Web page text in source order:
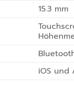
15.3 mm
iOS und